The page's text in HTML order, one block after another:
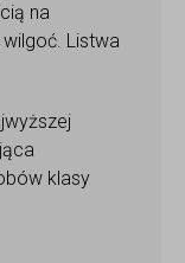
na
Listwa
klasy